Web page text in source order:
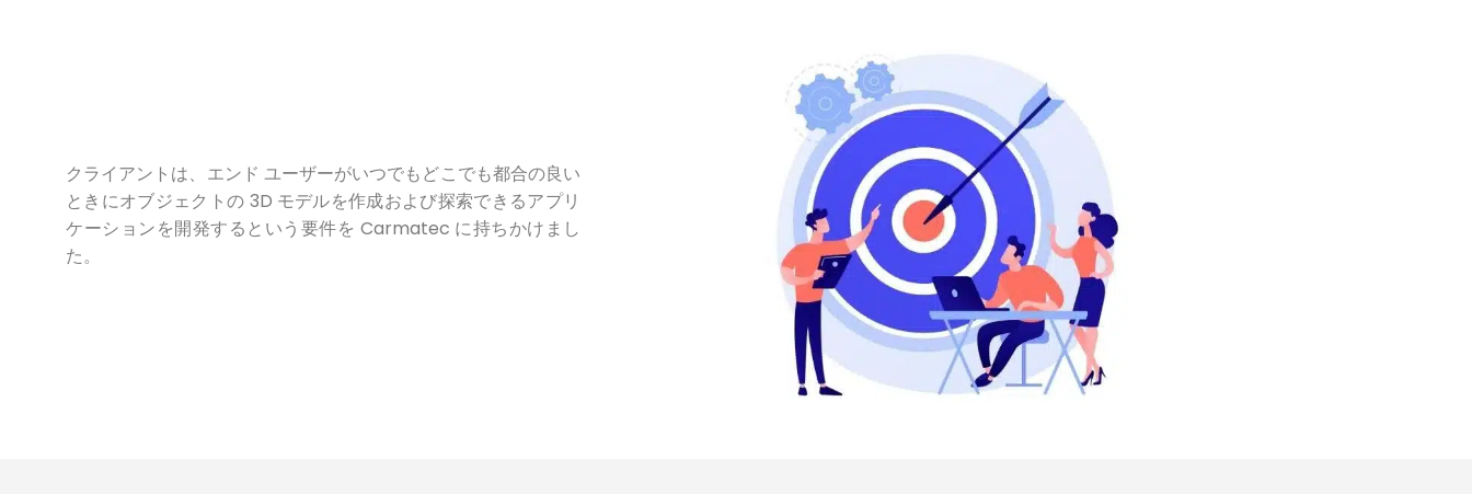
クライアントは、エンド ユーザーがいつでもどこでも都合の良い
ときにオブジェクトの 3D モデルを作成および探索できるアプリ
ケーションを開発するという要件を Carmatec に持ちかけまし
た。